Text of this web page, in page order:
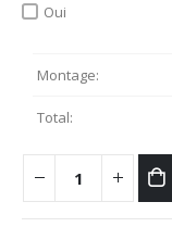
Oui
Montage:
Total: